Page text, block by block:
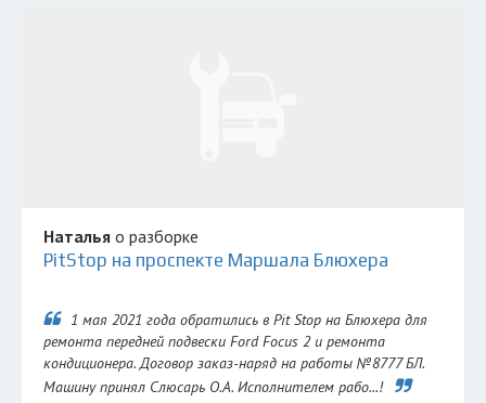
Наталья о разборке
PitStop на проспекте Маршала Блюхера
1 мая 2021 года обратились в Pit Stop на Блюхера для
ремонта передней подвески Ford Focus 2 и ремонта
кондиционера. Договор заказ-наряд на работы №8777 БЛ.
Машину принял Слюсарь О.А. Исполнителем рабо...!